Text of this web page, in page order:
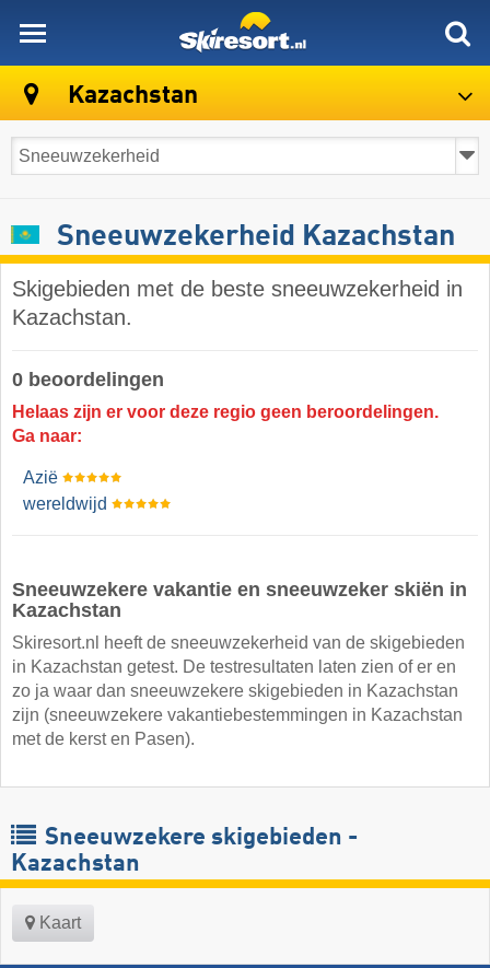
Kazachstan
Sneeuwzekerheid Kazachstan
Skigebieden met de beste sneeuwzekerheid in
Kazachstan.
0 beoordelingen
Helaas zijn er voor deze regio geen beroordelingen.
Ga naar:
Azië
wereldwijd
Sneeuwzekere vakantie en sneeuwzeker skiën in
Kazachstan
Skiresort.nl heeft de sneeuwzekerheid van de skigebieden
in Kazachstan getest. De testresultaten laten zien of er en
zo ja waar dan sneeuwzekere skigebieden in Kazachstan
zijn (sneeuwzekere vakantiebestemmingen in Kazachstan
met de kerst en Pasen).
Sneeuwzekere skigebieden -
Kazachstan
Kaart